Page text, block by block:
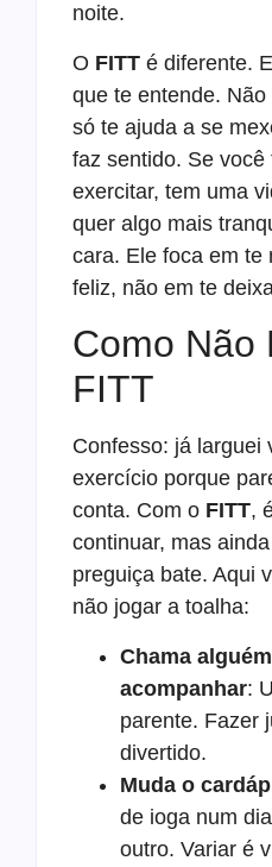
noite.
O FITT é diferente.
que te entende.
só te ajuda a se
faz sentido. Se
exercitar, tem uma
quer algo mais
cara. Ele foca em te
feliz, não em te
Como Não
FITT
Confesso: já larguei
exercício porque
conta. Com o FITT,
continuar, mas
preguiça bate. Aqui
não jogar a toalha:
Chama
acompanhar:
parente. Fazer
divertido.
Muda o
de ioga num
outro. Variar é